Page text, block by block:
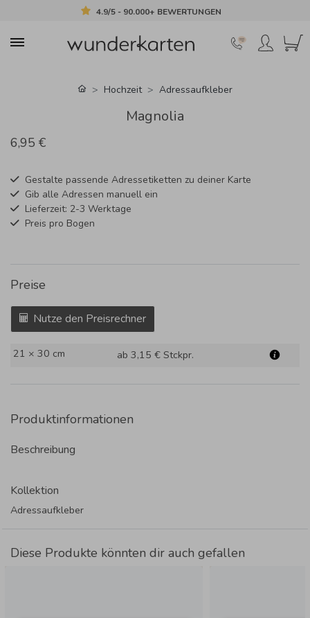
4.9/5 - 90.000+ BEWERTUNGEN
Hochzeit Adressaufkleber
Magnolia
6,95 €
Gestalte passende Adressetiketten zu deiner Karte
Gib alle Adressen manuell ein
Lieferzeit: 2-3 Werktage
Preis pro Bogen
Preise
Nutze den Preisrechner
21 × 30 cm ab 3,15 € Stckpr.
Produktinformationen
Beschreibung
Kollektion
Adressaufkleber
Diese Produkte könnten dir auch gefallen